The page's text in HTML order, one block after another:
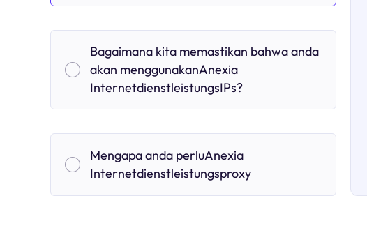
Bagaimana kita memastikan bahwa anda
akan menggunakanAnexia
InternetdienstleistungsIPs?
Mengapa anda perluAnexia
Internetdienstleistungsproxy